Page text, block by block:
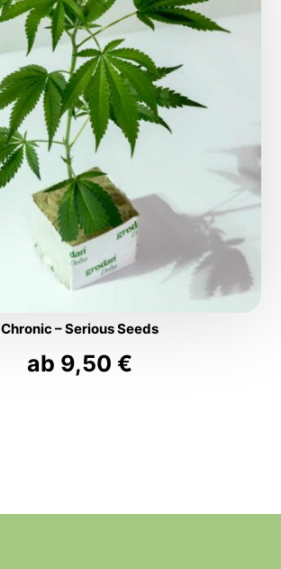
Chronic – Serious Seeds
ab 9,50 €